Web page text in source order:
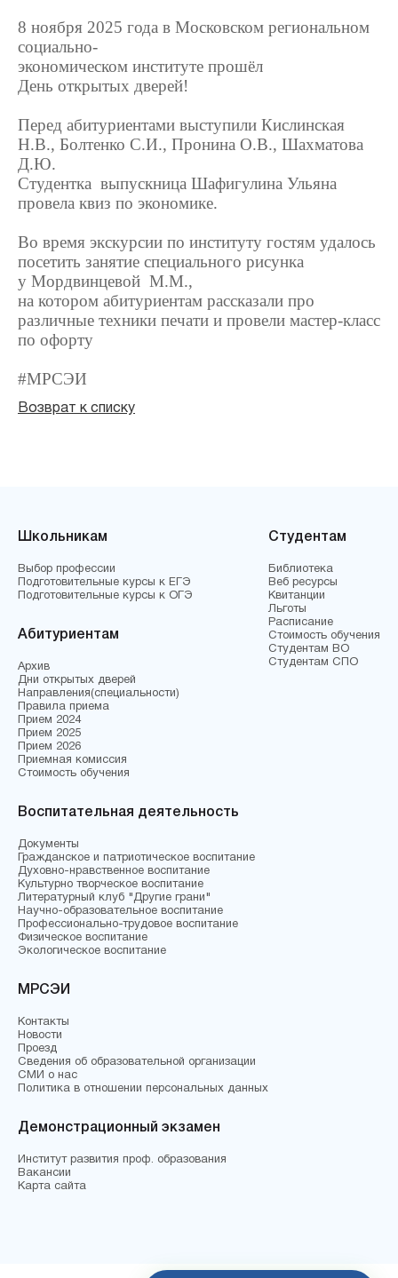
8 ноября 2025 года в Московском региональном
социально-
экономическом институте прошёл
День открытых дверей!
Перед абитуриентами выступили Кислинская
Н.В., Болтенко С.И., Пронина О.В., Шахматова
Д.Ю.
Студентка выпускница Шафигулина Ульяна
провела квиз по экономике.
Во время экскурсии по институту гостям удалось
посетить занятие специального рисунка
у Мордвинцевой М.М.,
на котором абитуриентам рассказали про
различные техники печати и провели мастер-класс
по офорту
#МРСЭИ
Возврат к списку
Школьникам
Выбор профессии
Подготовительные курсы к ЕГЭ
Подготовительные курсы к ОГЭ
Абитуриентам
Архив
Дни открытых дверей
Направления(специальности)
Правила приема
Прием 2024
Прием 2025
Прием 2026
Приемная комиссия
Стоимость обучения
Студентам
Библиотека
Веб ресурсы
Квитанции
Льготы
Расписание
Стоимость обучения
Студентам ВО
Студентам СПО
Воспитательная деятельность
Документы
Гражданское и патриотическое воспитание
Духовно-нравственное воспитание
Культурно творческое воспитание
Литературный клуб "Другие грани"
Научно-образовательное воспитание
Профессионально-трудовое воспитание
Физическое воспитание
Экологическое воспитание
МРСЭИ
Контакты
Новости
Проезд
Сведения об образовательной организации
СМИ о нас
Политика в отношении персональных данных
Демонстрационный экзамен
Институт развития проф. образования
Вакансии
Карта сайта